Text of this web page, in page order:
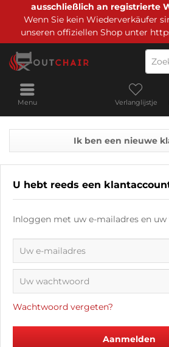
ausschließlich an registrierte
Wenn Sie kein Wiederverkäufer
unseren offiziellen Shop unter
Menu Verlanglijstje
Ik ben een nieuwe
U hebt reeds een
Inloggen met uw e-mailadres en
Wachtwoord vergeten?
Aanmelden